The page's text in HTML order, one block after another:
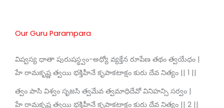
Our Guru Parampara
విష్వస్య ధాతా పురుషస్థ్వం-అధ్యో వ్యక్తేన రూపేణ తథం త్వయేధం |
హే రామకృష్ణ త్వయి భక్తిహీనే కృపాకటాక్షం కురు దేవ నిత్యం || 1 ||
త్వం పాసి విశ్వం సృజసి త్వమేవ త్వమాధిదేవో వినిహన్సి సర్వం |
హే రామకృష్ణ త్వయి భక్తిహీనే కృపాకటాక్షం కురు దేవ నిత్యం || 2 ||